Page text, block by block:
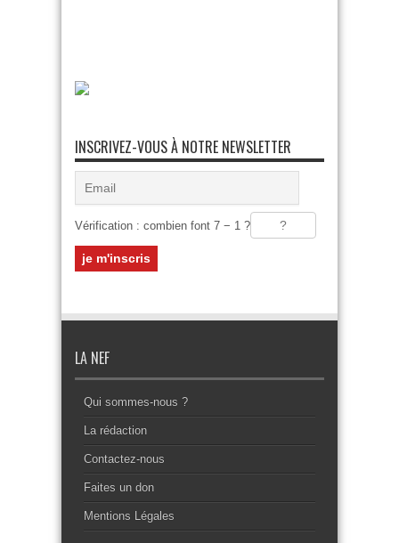
INSCRIVEZ-VOUS À NOTRE NEWSLETTER
Vérification : combien font 7 − 1 ?
LA NEF
Qui sommes-nous ?
La rédaction
Contactez-nous
Faites un don
Mentions Légales